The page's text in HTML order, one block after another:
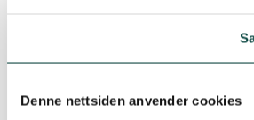
Denne nettsiden anvender cookies